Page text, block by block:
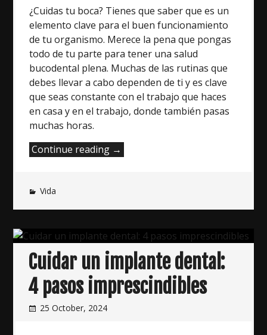
¿Cuidas tu boca? Tienes que saber que es un
elemento clave para el buen funcionamiento
de tu organismo. Merece la pena que pongas
todo de tu parte para tener una salud
bucodental plena. Muchas de las rutinas que
debes llevar a cabo dependen de ti y es clave
que seas constante con el trabajo que haces
en casa y en el trabajo, donde también pasas
muchas horas.
Continue reading “Consejos
caries”
→
Vida
Cuidar un implante dental:
4 pasos imprescindibles
25 October, 2024